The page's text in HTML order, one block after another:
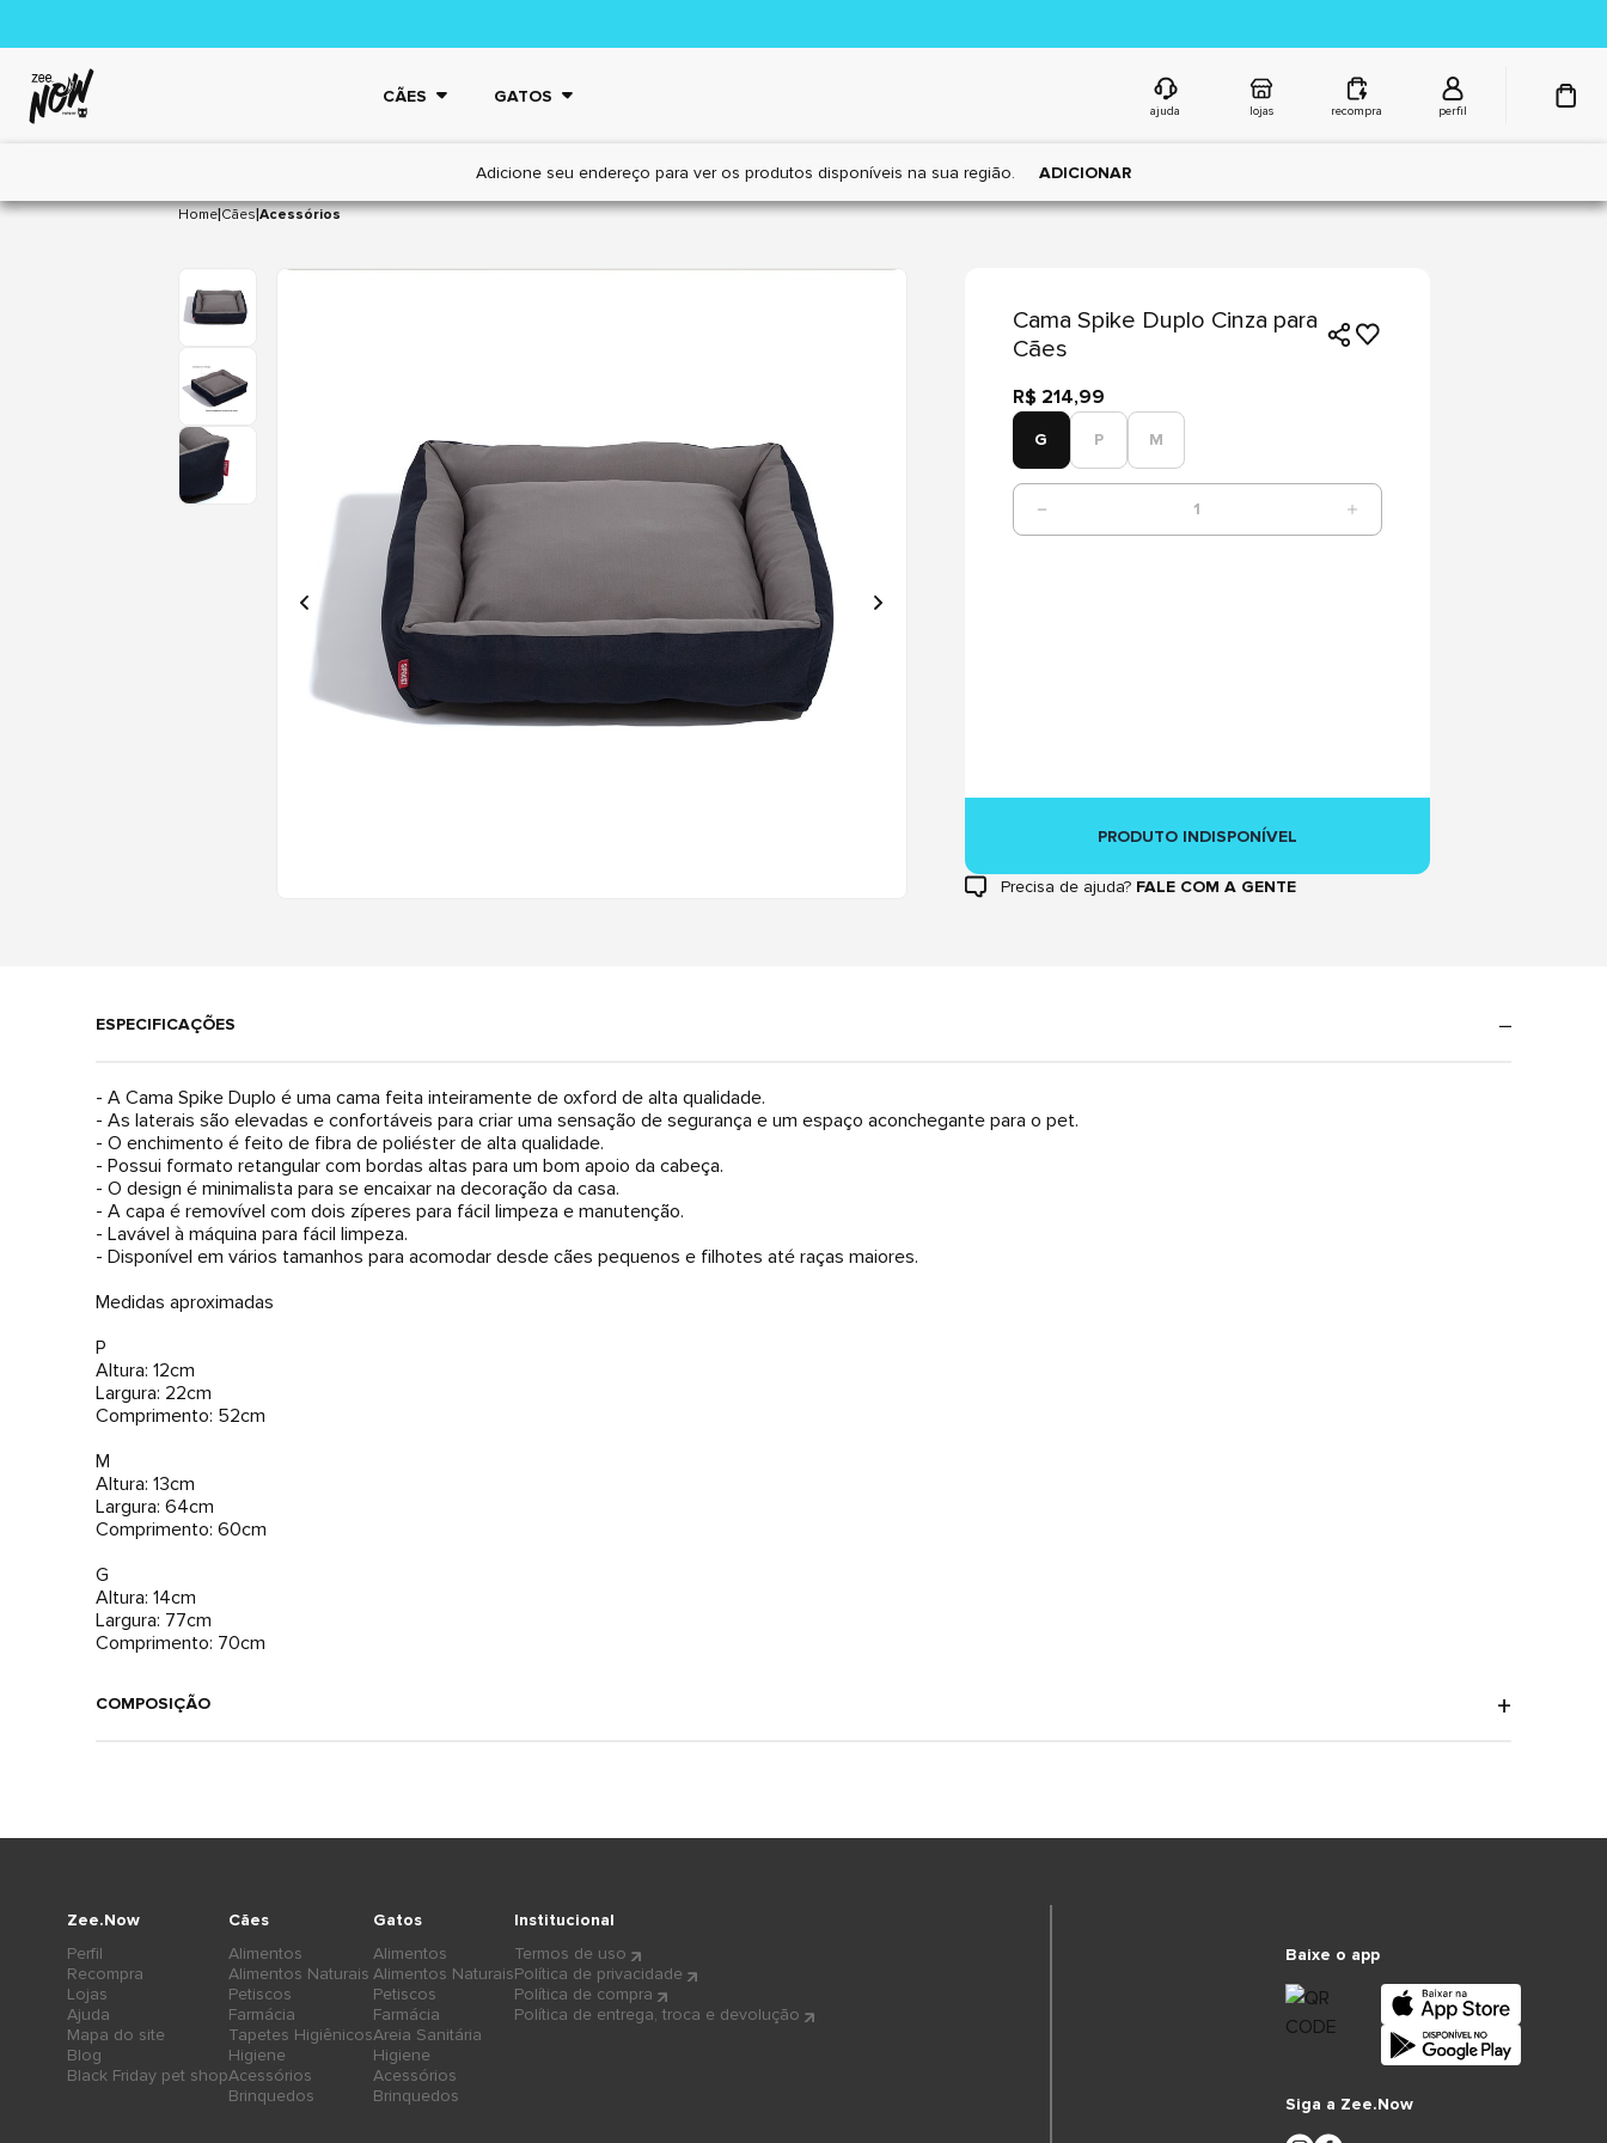
CÃES GATOS
ajuda lojas recompra perfil
Adicione seu endereço para ver os produtos disponíveis na sua região. ADICIONAR
Home|Cães|Acessórios
Cama Spike Duplo Cinza para
Cães
R$ 214,99
G P M
1
PRODUTO INDISPONÍVEL
Precisa de ajuda? FALE COM A GENTE
ESPECIFICAÇÕES
- A Cama Spike Duplo é uma cama feita inteiramente de oxford de alta qualidade.
- As laterais são elevadas e confortáveis para criar uma sensação de segurança e um espaço aconchegante para o pet.
- O enchimento é feito de fibra de poliéster de alta qualidade.
- Possui formato retangular com bordas altas para um bom apoio da cabeça.
- O design é minimalista para se encaixar na decoração da casa.
- A capa é removível com dois zíperes para fácil limpeza e manutenção.
- Lavável à máquina para fácil limpeza.
- Disponível em vários tamanhos para acomodar desde cães pequenos e filhotes até raças maiores.
Medidas aproximadas
P
Altura: 12cm
Largura: 22cm
Comprimento: 52cm
M
Altura: 13cm
Largura: 64cm
Comprimento: 60cm
G
Altura: 14cm
Largura: 77cm
Comprimento: 70cm
COMPOSIÇÃO
Cães
Alimentos
Alimentos Naturais
Petiscos
Farmácia
Tapetes Higiênicos
Higiene
Acessórios
Brinquedos
Gatos
Alimentos
Alimentos Naturais
Petiscos
Farmácia
Areia Sanitária
Higiene
Acessórios
Brinquedos
Zee.Now
Perfil
Recompra
Lojas
Ajuda
Mapa do site
Blog
Black Friday pet shop
Institucional
Termos de uso
Política de privacidade
Política de compra
Política de entrega, troca e devolução
Baixe o app
Siga a Zee.Now